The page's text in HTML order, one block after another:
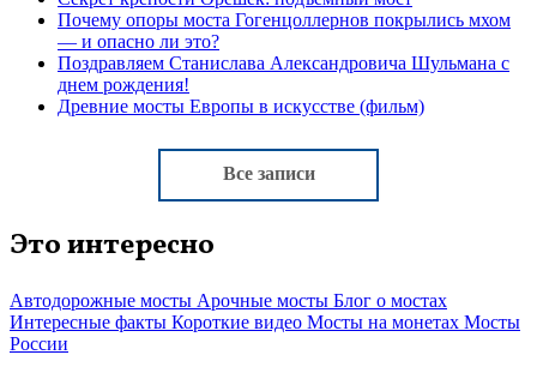
Почему опоры моста Гогенцоллернов покрылись мхом
— и опасно ли это?
Поздравляем Станислава Александровича Шульмана с
днем рождения!
Древние мосты Европы в искусстве (фильм)
Все записи
Это интересно
Автодорожные мосты Арочные мосты Блог о мостах
Интересные факты Короткие видео Мосты на монетах Мосты
России